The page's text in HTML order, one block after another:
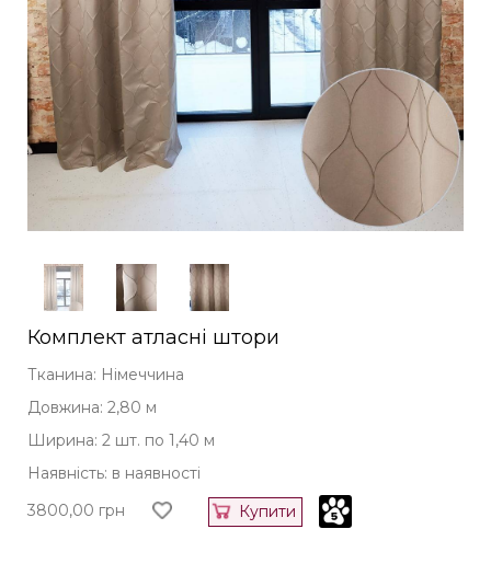
Комплект атласні штори
Тканина: Німеччина
Довжина: 2,80 м
Ширина: 2 шт. по 1,40 м
Наявність: в наявності
3800,00 грн Купити